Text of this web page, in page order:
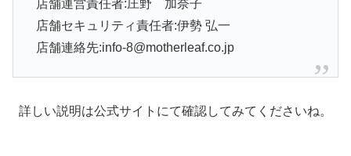
店舗運営責任者:庄野 加奈子
店舗セキュリティ責任者:伊勢 弘一
店舗連絡先:info-8@motherleaf.co.jp
詳しい説明は公式サイトにて確認してみてくださいね。